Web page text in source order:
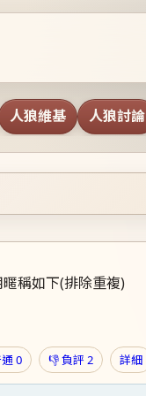
人狼維基 人狼討論
稱如下(排除重複)
0 👎 負評 2 詳細